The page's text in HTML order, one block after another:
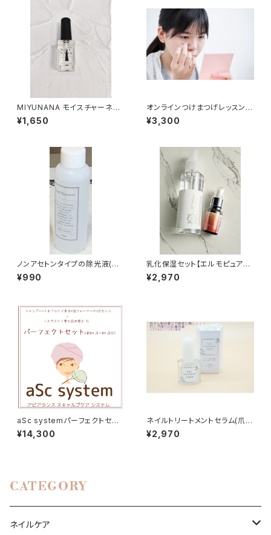
MIYUNANA モイスチャーネイ
ルオイル １０ｍｌ(無香料)
¥1,650
オンラインつけまつげレッスン3
0分【つけまつげ購入者限定】
¥3,300
ノンアセトンタイプの除光液(主
成分：エタノール)
¥990
乳化保湿セット【エルモピュアオ
イル（ボトルタイプ/10ml）と M
＋ウォーター(ミネラルケイ素水)
¥2,970
aSc systemパーフェクトセット
(5~6ヶ月分)本気で取り組む方
はこちらを…抗がん剤治療中の
¥14,300
ネイルトリートメントセラム(爪の
美容液/ネイルトリートメント)
¥2,970
CATEGORY
ネイルケア